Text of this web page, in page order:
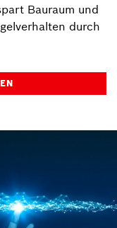
Bauraum und
durch